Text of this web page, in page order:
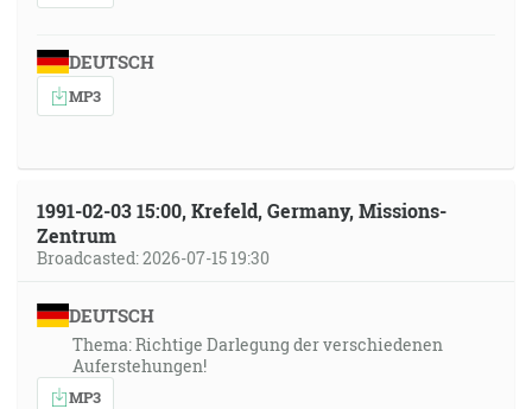
DEUTSCH
MP3
1991-02-03 15:00, Krefeld, Germany, Missions-
Zentrum
Broadcasted: 2026-07-15 19:30
DEUTSCH
Thema: Richtige Darlegung der verschiedenen
Auferstehungen!
MP3